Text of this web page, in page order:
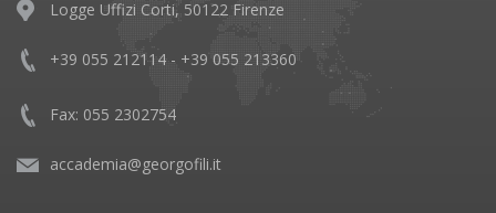
Logge Uffizi Corti, 50122 Firenze
+39 055 212114 - +39 055 213360
Fax: 055 2302754
accademia@georgofili.it